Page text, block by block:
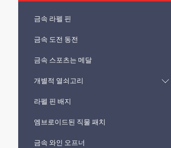
금속 라펠 핀
금속 도전 동전
금속 스포츠는 메달
개별적 열쇠고리
라펠 핀 배지
엠브로이드된 직물 패치
금속 와인 오프너